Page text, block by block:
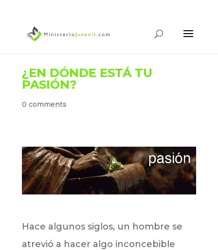
¿EN DÓNDE ESTÁ TU
PASIÓN?
0 comments
Hace algunos siglos, un hombre se
atrevió a hacer algo inconcebible